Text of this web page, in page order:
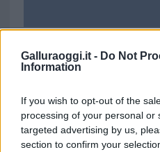
Galluraoggi.it - Do Not
Information
If you wish to opt-out of the
processing of your personal or
targeted advertising by us,
section to confirm your
daGoogle